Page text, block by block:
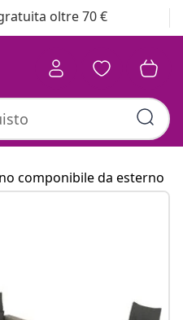
oltre 70 €
componibile da esterno